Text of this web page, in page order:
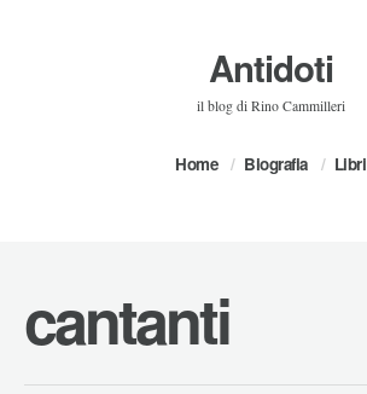
Antidoti
il blog di Rino Cammilleri
Home Biografia Libri
cantanti